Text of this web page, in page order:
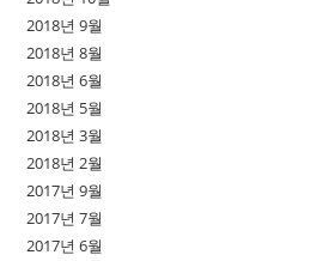
2018년 9월
2018년 8월
2018년 6월
2018년 5월
2018년 3월
2018년 2월
2017년 9월
2017년 7월
2017년 6월